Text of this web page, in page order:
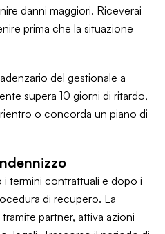
danni maggiori. Riceverai
prima che la situazione
del gestionale a
supera 10 giorni di ritardo,
o concorda un piano di
termini contrattuali e dopo i
di recupero. La
partner, attiva azioni